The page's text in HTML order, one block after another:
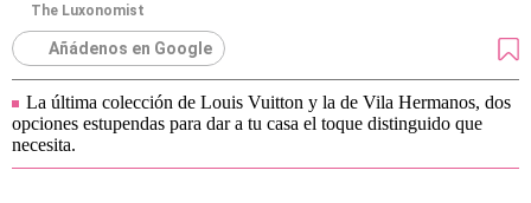
The Luxonomist
Añádenos en Google
La última colección de Louis Vuitton y la de Vila Hermanos, dos
opciones estupendas para dar a tu casa el toque distinguido que
necesita.